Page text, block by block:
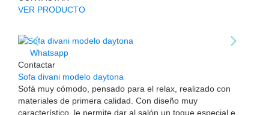
VER PRODUCTO
Whatsapp
Contactar
Sofa divani modelo daytona
Sofá muy cómodo, pensado para el relax, realizado con
materiales de primera calidad. Con diseño muy
característico, le permite dar al salón un toque especial e